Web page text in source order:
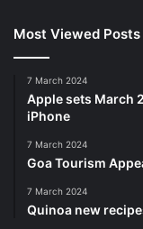
Most Viewed Posts
7 March 2024
Apple sets March
iPhone
7 March 2024
Goa Tourism
7 March 2024
Quinoa new